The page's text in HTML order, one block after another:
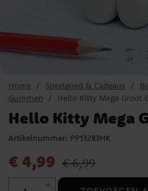
Home Speelgoed & Cadeaus
Gummen
Hello Kitty Mega Groot
Hello Kitty Mega
Artikelnummer: PP13283HK
Actuele prijs
€ 4,99 € 6,99